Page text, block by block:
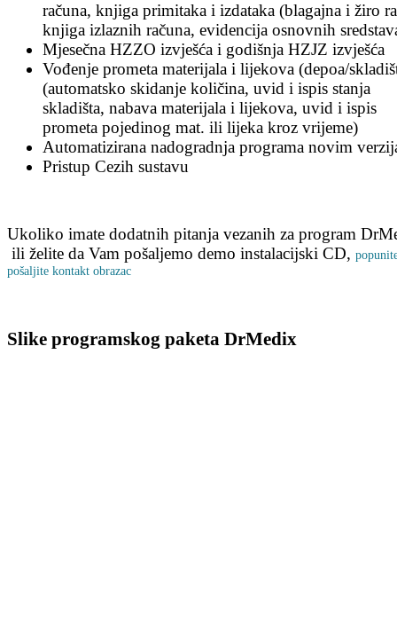
računa, knjiga primitaka i izdataka (blagajna i žiro
knjiga izlaznih računa, evidencija osnovnih
Mjesečna HZZO izvješća i godišnja HZJZ izvješća
Vođenje prometa materijala i lijekova (depoa/
(automatsko skidanje količina, uvid i ispis stanja
skladišta, nabava materijala i lijekova, uvid i ispis
prometa pojedinog mat. ili lijeka kroz vrijeme)
Automatizirana nadogradnja programa novim
Pristup Cezih sustavu
Ukoliko imate dodatnih pitanja vezanih za program
ili želite da Vam pošaljemo demo instalacijski CD,
pošaljite kontakt obrazac
Slike programskog paketa DrMedix